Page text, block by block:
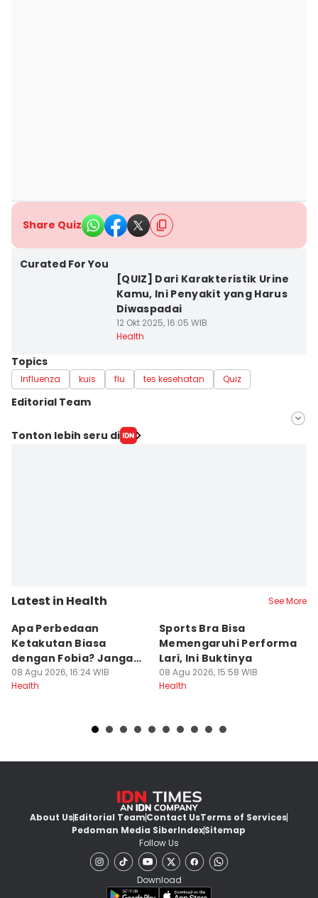
Share Quiz
Curated For You
[QUIZ] Dari Karakteristik Urine
Kamu, Ini Penyakit yang Harus
Diwaspadai
12 Okt 2025, 16:05 WIB
Health
Topics
Influenza kuis flu tes kesehatan Quiz
Editorial Team
Editor
Tonton lebih seru di
Latest in Health See More
Apa Perbedaan
Ketakutan Biasa
dengan Fobia? Jangan
Salah Kaprah
08 Agu 2026, 16:24 WIB
Health
Sports Bra Bisa
Memengaruhi Performa
Lari, Ini Buktinya
08 Agu 2026, 15:58 WIB
Health
About UsEditorial TeamContact UsTerms of Services
Pedoman Media SiberIndexSitemap
Follow Us
Download